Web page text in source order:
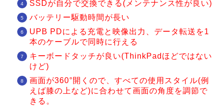
SSDが自分で交換できる(メンテナンス性が良い)
バッテリー駆動時間が長い
UPB PDによる充電と映像出力、データ転送を1
本のケーブルで同時に行える
キーボードタッチが良い(ThinkPadほどではない
けど)
画面が360°開くので、すべての使用スタイル(例
えば膝の上など)に合わせて画面の角度を調節で
きる。